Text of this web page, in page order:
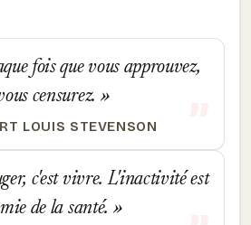
fois que vous approuvez,
censurez.
LOUIS STEVENSON
c'est vivre. L'inactivité est
de la santé.